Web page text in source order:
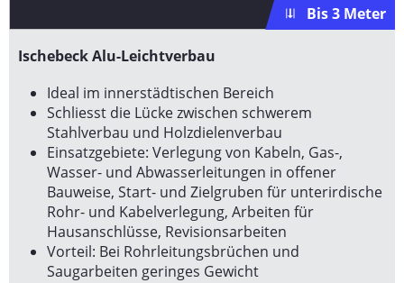
Bis 3 Meter
Ischebeck Alu-Leichtverbau
Ideal im innerstädtischen Bereich
Schliesst die Lücke zwischen schwerem
Stahlverbau und Holzdielenverbau
Einsatzgebiete: Verlegung von Kabeln, Gas-,
Wasser- und Abwasserleitungen in offener
Bauweise, Start- und Zielgruben für unterirdische
Rohr- und Kabelverlegung, Arbeiten für
Hausanschlüsse, Revisionsarbeiten
Vorteil: Bei Rohrleitungsbrüchen und
Saugarbeiten geringes Gewicht